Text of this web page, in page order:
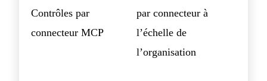
Contrôles par
connecteur MCP
par connecteur à
l’échelle de
l’organisation